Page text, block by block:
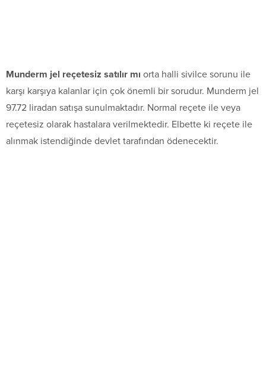
Munderm jel reçetesiz satılır mı orta halli sivilce sorunu ile
karşı karşıya kalanlar için çok önemli bir sorudur. Munderm jel
97.72 liradan satışa sunulmaktadır. Normal reçete ile veya
reçetesiz olarak hastalara verilmektedir. Elbette ki reçete ile
alınmak istendiğinde devlet tarafından ödenecektir.